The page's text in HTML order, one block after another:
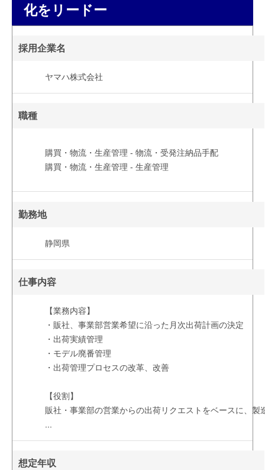
化をリードー
採用企業名
ヤマハ株式会社
職種
購買・物流・生産管理 - 物流・受発注納品手配
購買・物流・生産管理 - 生産管理
勤務地
静岡県
仕事内容
【業務内容】
・販社、事業部営業希望に沿った月次出荷計画の決定
・出荷実績管理
・モデル廃番管理
・出荷管理プロセスの改革、改善
【役割】
販社・事業部の営業からの出荷リクエストをベースに、製
想定年収